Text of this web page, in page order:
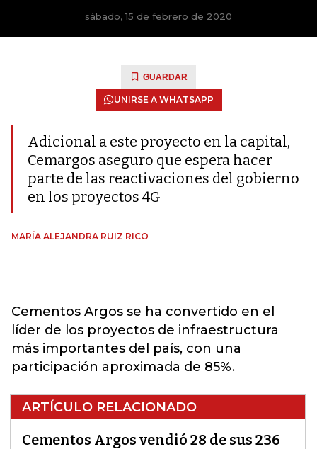
sábado, 15 de febrero de 2020
GUARDAR
UNIRSE A WHATSAPP
Adicional a este proyecto en la capital,
Cemargos aseguro que espera hacer
parte de las reactivaciones del gobierno
en los proyectos 4G
MARÍA ALEJANDRA RUIZ RICO
Cementos Argos se ha convertido en el
líder de los proyectos de infraestructura
más importantes del país, con una
participación aproximada de 85%.
ARTÍCULO RELACIONADO
Cementos Argos vendió 28 de sus 236